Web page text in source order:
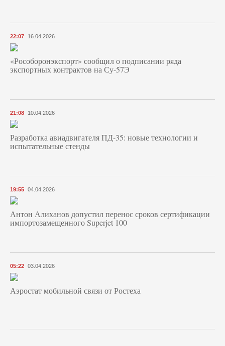
22:07 16.04.2026
«Рособоронэкспорт» сообщил о подписании ряда
экспортных контрактов на Су-57Э
21:08 10.04.2026
Разработка авиадвигателя ПД-35: новые технологии и
испытательные стенды
19:55 04.04.2026
Антон Алиханов допустил перенос сроков сертификации
импортозамещенного Superjet 100
05:22 03.04.2026
Аэростат мобильной связи от Ростеха